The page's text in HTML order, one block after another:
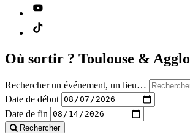
Où sortir ? Toulouse & Agglo
Rechercher un événement, un lieu…
Date de début
Date de fin
Rechercher